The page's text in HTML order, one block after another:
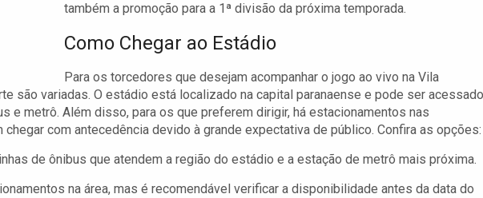
também a promoção para a 1ª divisão da próxima temporada.
Como Chegar ao Estádio
Para os torcedores que desejam acompanhar o jogo ao vivo na Vila
são variadas. O estádio está localizado na capital paranaense e pode ser acessado
e metrô. Além disso, para os que preferem dirigir, há estacionamentos nas
com antecedência devido à grande expectativa de público. Confira as opções:
de ônibus que atendem a região do estádio e a estação de metrô mais próxima.
na área, mas é recomendável verificar a disponibilidade antes da data do